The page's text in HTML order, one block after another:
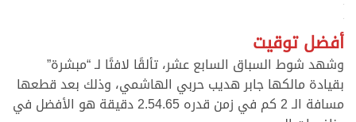
أفضل توقيت
وشهد شوط السباق السابع عشر، تألقًا لافتًا لـ “مبشرة”
بقيادة مالكها جابر هديب حربي الهاشمي، وذلك بعد قطعها
مسافة الـ 2 كم في زمن قدره 2.54.65 دقيقة هو الأفضل في